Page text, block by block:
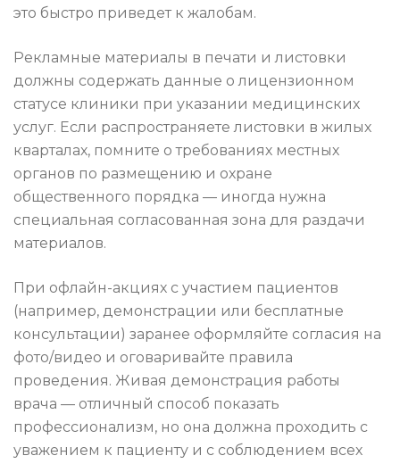
это быстро приведет к жалобам.
Рекламные материалы в печати и листовки
должны содержать данные о лицензионном
статусе клиники при указании медицинских
услуг. Если распространяете листовки в жилых
кварталах, помните о требованиях местных
органов по размещению и охране
общественного порядка — иногда нужна
специальная согласованная зона для раздачи
материалов.
При офлайн-акциях с участием пациентов
(например, демонстрации или бесплатные
консультации) заранее оформляйте согласия на
фото/видео и оговаривайте правила
проведения. Живая демонстрация работы
врача — отличный способ показать
профессионализм, но она должна проходить с
уважением к пациенту и с соблюдением всех